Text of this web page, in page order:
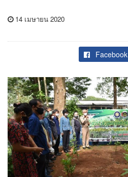
14 เมษายน 2020
Facebook